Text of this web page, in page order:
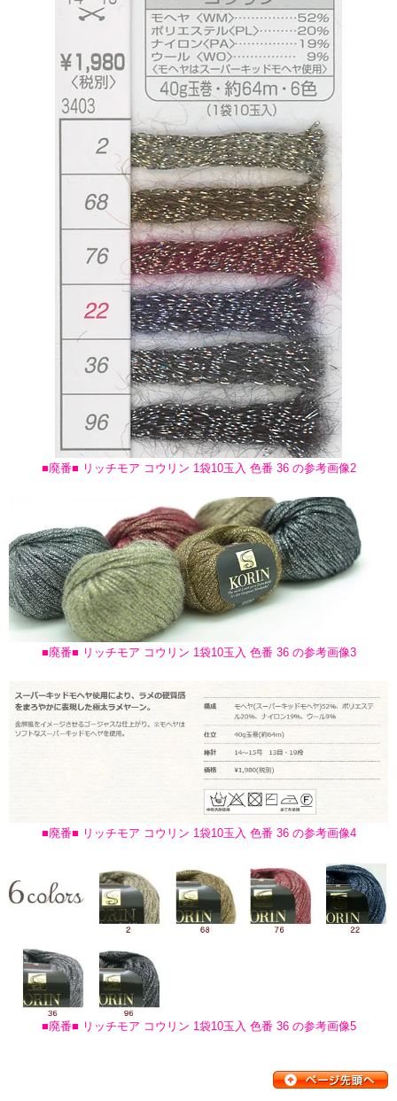
■廃番■ リッチモア コウリン 1袋10玉入 色番 36 の参考画像2
■廃番■ リッチモア コウリン 1袋10玉入 色番 36 の参考画像3
■廃番■ リッチモア コウリン 1袋10玉入 色番 36 の参考画像4
■廃番■ リッチモア コウリン 1袋10玉入 色番 36 の参考画像5